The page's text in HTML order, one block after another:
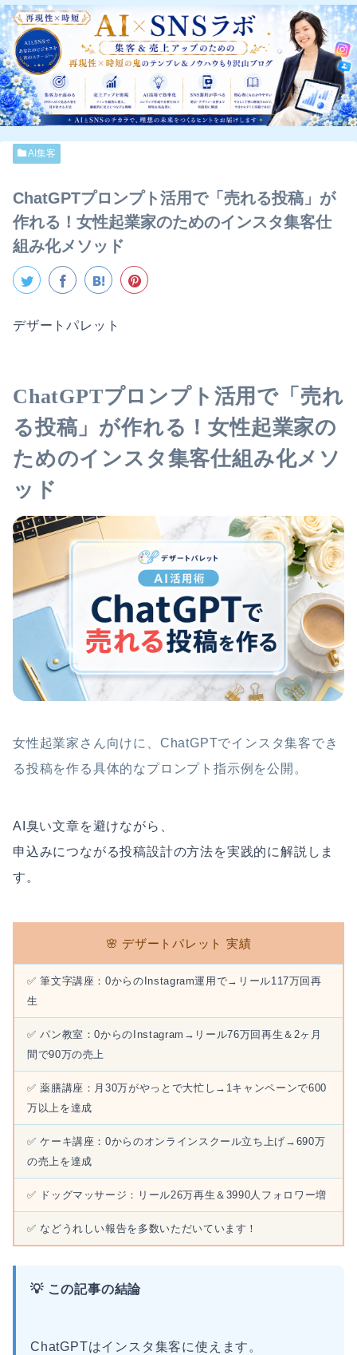
AI集客
ChatGPTプロンプト活用で「売れる投稿」が
作れる！女性起業家のためのインスタ集客仕
組み化メソッド
デザートパレット
ChatGPTプロンプト活用で「売れ
る投稿」が作れる！女性起業家の
ためのインスタ集客仕組み化メソ
ッド
女性起業家さん向けに、ChatGPTでインスタ集客でき
る投稿を作る具体的なプロンプト指示例を公開。
AI臭い文章を避けながら、
申込みにつながる投稿設計の方法を実践的に解説しま
す。
🌸 デザートパレット 実績
✅ 筆文字講座：0からのInstagram運用で→リール117万回再
生
✅ パン教室：0からのInstagram→リール76万回再生＆2ヶ月
間で90万の売上
✅ 薬膳講座：月30万がやっとで大忙し→1キャンペーンで600
万以上を達成
✅ ケーキ講座：0からのオンラインスクール立ち上げ→690万
の売上を達成
✅ ドッグマッサージ：リール26万再生＆3990人フォロワー増
✅ などうれしい報告を多数いただいています！
💡 この記事の結論
ChatGPTはインスタ集客に使えます。